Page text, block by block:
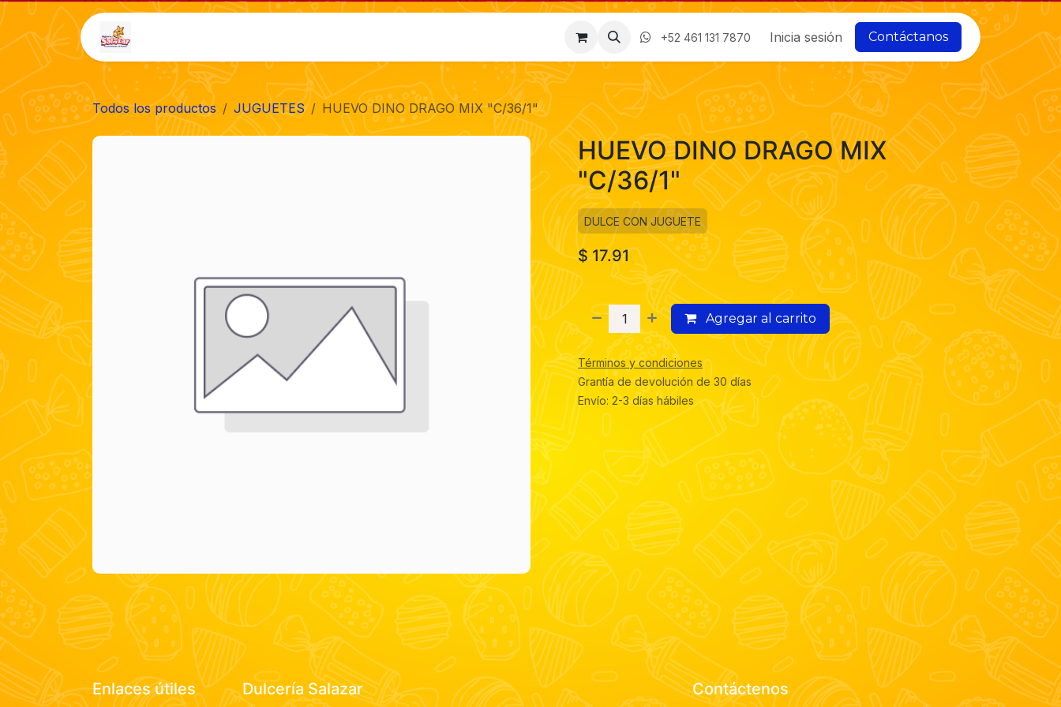
Ir al contenido
Contáctenos Nosotros
+52 461 131 7870 Inicia sesión Contáctanos
Todos los productos JUGUETES HUEVO DINO DRAGO MIX "C/36/1"
HUEVO DINO DRAGO MIX
"C/36/1"
DULCE CON JUGUETE
$17.91
Agregar al carrito
Términos y condiciones
Grantía de devolución de 30 días
Envío: 2-3 días hábiles
Enlaces útiles Dulcería Salazar Contáctenos